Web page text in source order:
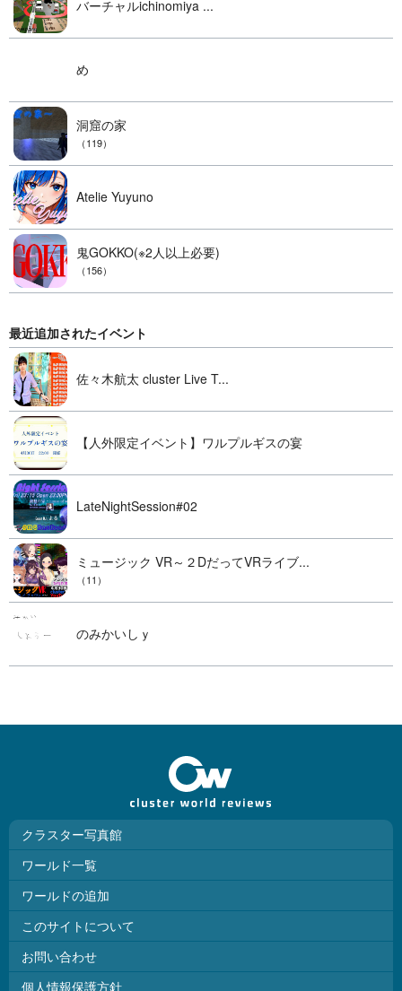
バーチャルichinomiya ...
め
洞窟の家
（119）
Atelie Yuyuno
鬼GOKKO(※2人以上必要)
（156）
最近追加されたイベント
佐々木航太 cluster Live T...
【人外限定イベント】ワルプルギスの宴
LateNightSession#02
ミュージック VR～２DだってVRライブ...
（11）
のみかいしｙ
クラスター写真館
ワールド一覧
ワールドの追加
このサイトについて
お問い合わせ
個人情報保護方針